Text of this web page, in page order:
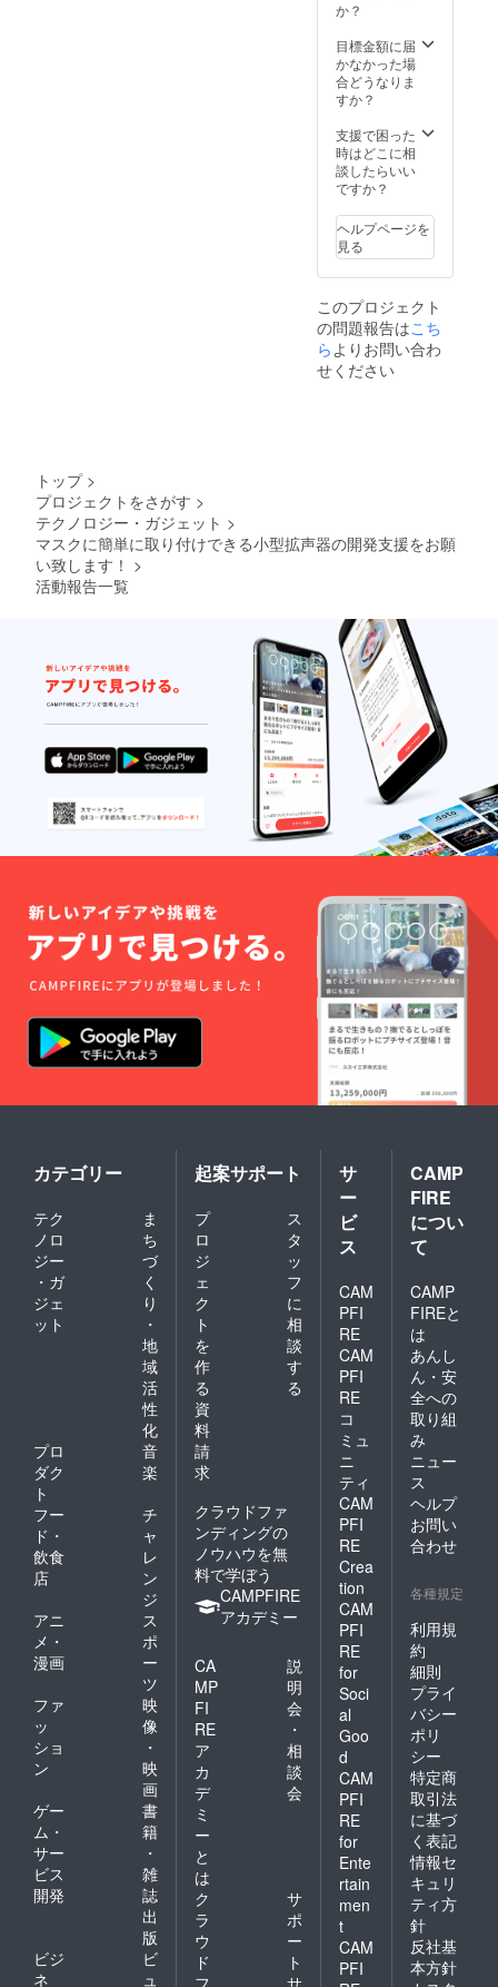
か？
目標金額に届
かなかった場
合どうなりま
すか？
支援で困った
時はどこに相
談したらいい
ですか？
ヘルプページを
見る
このプロジェクト
の問題報告はこち
ら よりお問い合わ
せください
トップ >
プロジェクトをさがす >
テクノロジー・ガジェット >
マスクに簡単に取り付けできる小型拡声器の開発支援をお願
い致します！ >
活動報告一覧
カテゴリー
テク
ノロ
ジー
・ガ
ジェ
ット
ま
ち
づ
く
り
・
地
域
活
性
化
プロ
ダク
ト
音
楽
フー
ド・
飲食
店
チ
ャ
レ
ン
ジ
アニ
メ・
漫画
ス
ポ
ー
ツ
ファ
ッ
ショ
ン
映
像
・
映
画
ゲー
ム・
サー
ビス
開発
書
籍
・
雑
誌
出
版
ビジ
ネ
ビ
ュ
起案サポート
プ
ロ
ジ
ェ
ク
ト
を
作
る
ス
タ
ッ
フ
に
相
談
す
る
資
料
請
求
クラウドファ
ンディングの
ノウハウを無
料で学ぼう
CAMPFIRE
アカデミー
CA
MP
FI
RE
ア
カ
デ
ミ
ー
と
は
説
明
会
・
相
談
会
ク
ラ
ウ
ド
サ
ポ
ー
ト
サ
ー
ビ
ス
CAM
PFI
RE
CAM
PFI
RE
コ
ミュ
ニ
ティ
CAM
PFI
RE
Crea
tion
CAM
PFI
RE
for
Soci
al
Goo
d
CAM
PFI
RE
for
Ente
rtain
men
t
CAM
PFI
CAMP
FIRE
につい
て
CAMP
FIREと
は
あんし
ん・安
全への
取り組
み
ニュー
ス
ヘルプ
お問い
合わせ
各種規定
利用規
約
細則
プライ
バシー
ポリ
シー
特定商
取引法
に基づ
く表記
情報セ
キュリ
ティ方
針
反社基
本方針